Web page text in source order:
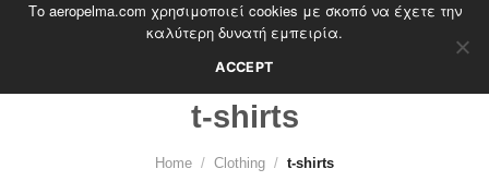
Skip
t-shirts
Home / Clothing / t-shirts
Το aeropelma.com χρησιμοποιεί cookies με σκοπό να έχετε την
καλύτερη δυνατή εμπειρία.
ACCEPT